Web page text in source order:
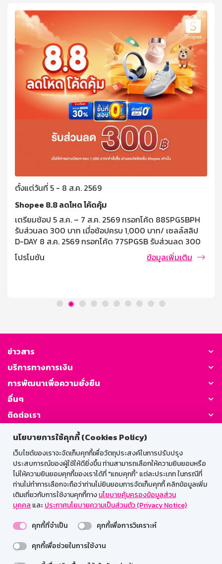
นโยบายการใช้คุกกี้ (Cookies Policy)
เว็บไซต์ของเราจะจัดเก็บคุกกี้เพื่อวัตถุประสงค์ในการปรับปรุง
ประสบการณ์ของผู้ใช้ให้ดียิ่งขึ้น ท่านสามารถเลือกให้ความยินยอมหรือ
ไม่ให้ความยินยอมคุกกี้ของเราได้ที่ "แถบคุกกี้” แต่ละประเภท ในกรณีที่
ท่านไม่ทำการเลือกจะถือว่าท่านไม่ยินยอมการจัดเก็บคุกกี้ คลิกข้อมูลเพิ่ม
เติมเกี่ยวกับการใช้งานคุกกี้ทางนโยบายคุ้มครองข้อมูลส่วน
บุคคล และประกาศนโยบายความเป็นส่วนตัว (Privacy Notice)
คุกกี้ที่จำเป็น
คุกกี้เพื่อการวิเคราะห์
คุกกี้เพื่อช่วยในการใช้งาน
ตั้งแต่วันที่ 5 - 8 ส.ค. 2569
Shopee 8.8 ลดโหด โค้ดคุ้ม
เตรียมช้อป 5 ส.ค. – 7 ส.ค. 2569 กรอกโค้ด 88SPGSBPH
รับส่วนลด 300 บาท เมื่อช้อปครบ 1,000 บาท/ เซลล์สลิป
D-DAY 8 ส.ค. 2569 กรอกโค้ด 77SPGSB รับส่วนลด 300
บาท เมื่อช้อปครบ 1,000 บาท/ เซลล์ซสลิป เงื่อนไขและข้อ
กำหนด โค้ดส่วนลด 300 บาท เมื่อมียอดใช้จ่ายผ่านบัตร
โค้ด ตลอดรายการ) จำกัด [...]
โปรโมชัน ข้อมูลเพิ่มเติม
ข่าวสาร
บริการทางการเงิน
การพัฒนาเพื่อความยั่งยืน
อื่นๆ
ติดต่อเรา
GSB Society:
สำหรับพนักงาน
Web HR
GSB Wisdom
M-Search
เข้าสู่ระบบเน็ตเมล